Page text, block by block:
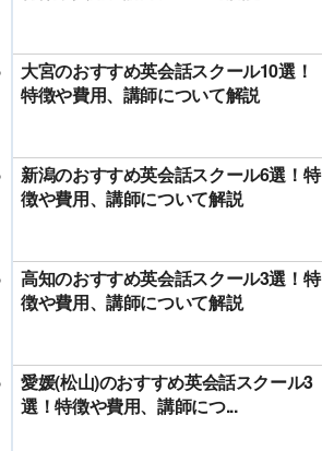
大宮のおすすめ英会話スクール10選！
特徴や費用、講師について解説
新潟のおすすめ英会話スクール6選！特
徴や費用、講師について解説
高知のおすすめ英会話スクール3選！特
徴や費用、講師について解説
愛媛(松山)のおすすめ英会話スクール3
選！特徴や費用、講師につ...